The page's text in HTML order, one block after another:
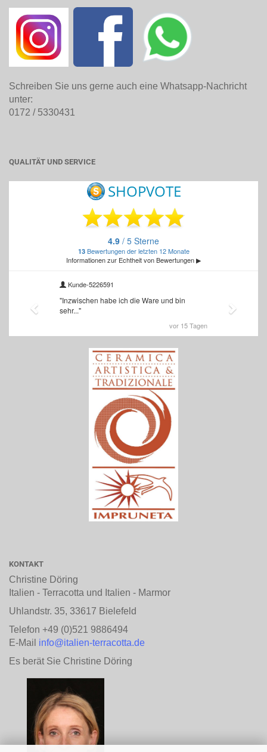
Schreiben Sie uns gerne auch eine Whatsapp-Nachricht
unter:
0172 / 5330431
QUALITÄT UND SERVICE
KONTAKT
Christine Döring
Italien - Terracotta und Italien - Marmor
Uhlandstr. 35, 33617 Bielefeld
Telefon +49 (0)521 9886494
E-Mail info@italien-terracotta.de
Es berät Sie Christine Döring